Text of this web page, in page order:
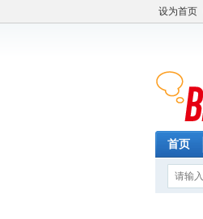
设为首页
首页